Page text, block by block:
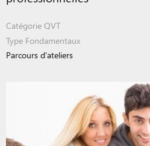
Catégorie QVT
Type Fondamentaux
Parcours d'ateliers